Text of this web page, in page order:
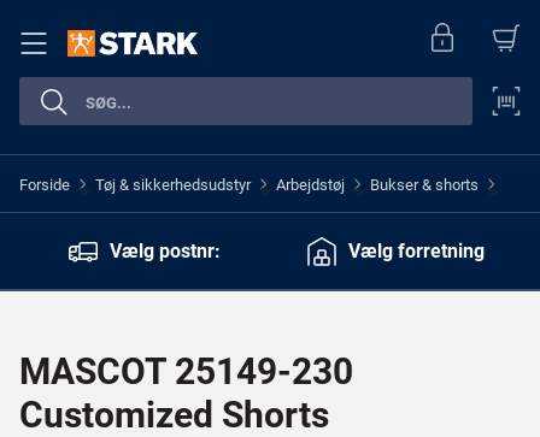
Forside > Tøj & sikkerhedsudstyr > Arbejdstøj > Bukser & shorts >
Vælg postnr: Vælg forretning
MASCOT 25149-230
Customized Shorts